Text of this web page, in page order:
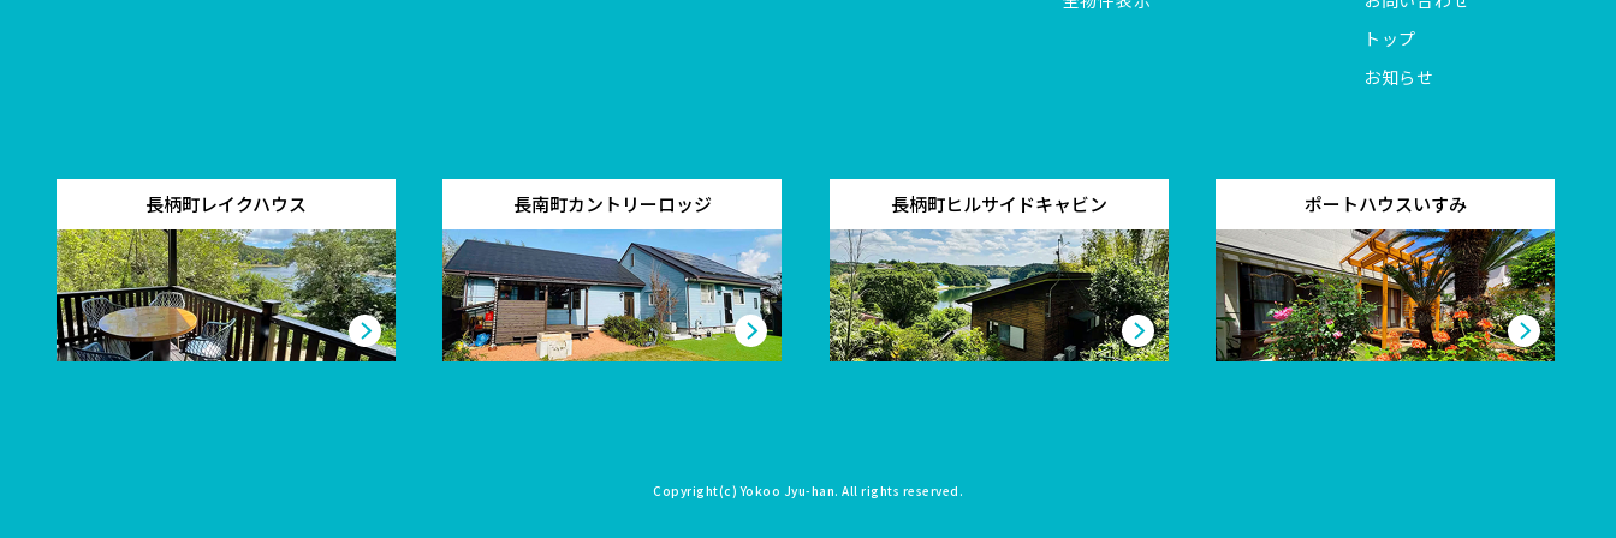
トップ
お知らせ
長柄町レイクハウス 長南町カントリーロッジ 長柄町ヒルサイドキャビン ポートハウスいすみ
Copyright(c)Yokoo Jyu-han. All rights reserved.